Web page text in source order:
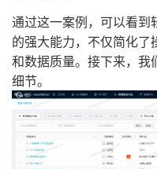
通过这一案例，可以看到
的强大能力，不仅简化
和数据质量。接下来，我
细节。